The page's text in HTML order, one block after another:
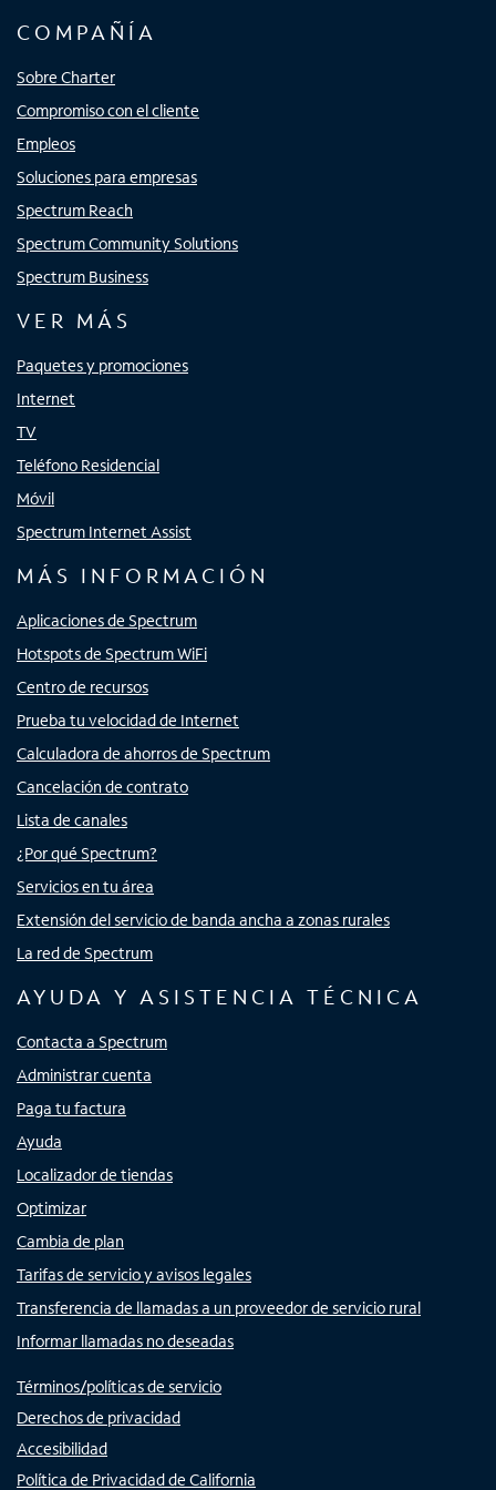
COMPAÑÍA
Sobre Charter
Compromiso con el cliente
Empleos
Soluciones para empresas
Spectrum Reach
Spectrum Community Solutions
Spectrum Business
VER MÁS
Paquetes y promociones
Internet
TV
Teléfono Residencial
Móvil
Spectrum Internet Assist
MÁS INFORMACIÓN
Aplicaciones de Spectrum
Hotspots de Spectrum WiFi
Centro de recursos
Prueba tu velocidad de Internet
Calculadora de ahorros de Spectrum
Cancelación de contrato
Lista de canales
¿Por qué Spectrum?
Servicios en tu área
Extensión del servicio de banda ancha a zonas rurales
La red de Spectrum
AYUDA Y ASISTENCIA TÉCNICA
Contacta a Spectrum
Administrar cuenta
Paga tu factura
Ayuda
Localizador de tiendas
Optimizar
Cambia de plan
Tarifas de servicio y avisos legales
Transferencia de llamadas a un proveedor de servicio rural
Informar llamadas no deseadas
Términos/políticas de servicio
Derechos de privacidad
Accesibilidad
Política de Privacidad de California